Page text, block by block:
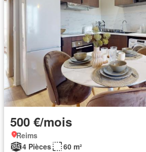
500 €/mois
Reims
4 Pièces
60 m²